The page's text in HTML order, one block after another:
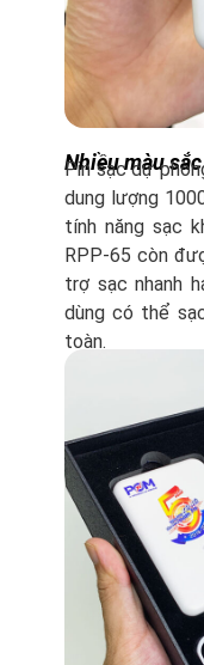
Nhiều màu
Pin sạc dự
dung lượng
tính năng sạc
RPP-65 còn
trợ sạc nhanh
dùng có thể
toàn.